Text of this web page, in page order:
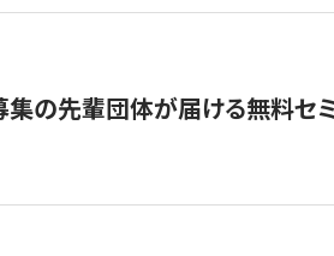
集の先輩団体が届ける無料セ